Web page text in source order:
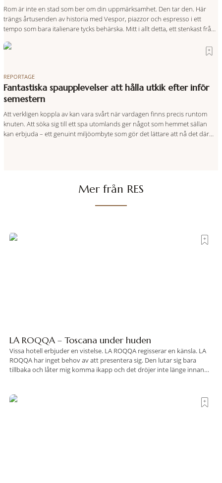
Rom är inte en stad som ber om din uppmärksamhet. Den tar den. Här
trängs årtusenden av historia med Vespor, piazzor och espresso i ett
tempo som bara italienare tycks behärska. Mitt i allt detta, ett stenkast från
den smått osannolika bedriften att
REPORTAGE
Fantastiska spaupplevelser att hålla utkik efter inför
semestern
Att verkligen koppla av kan vara svårt när vardagen finns precis runtom
knuten. Att söka sig till ett spa utomlands ger något som hemmet sällan
kan erbjuda – ett genuint miljöombyte som gör det lättare att nå det där
Mer från RES
LA ROQQA – Toscana under huden
Vissa hotell erbjuder en vistelse. LA ROQQA regisserar en känsla. LA
ROQQA har inget behov av att presentera sig. Den lutar sig bara
tillbaka och låter mig komma ikapp och det dröjer inte länge innan